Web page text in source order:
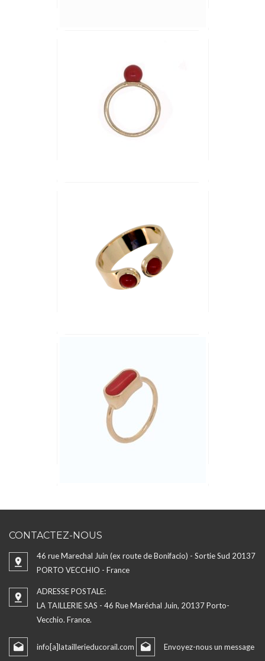
CONTACTEZ-NOUS
46 rue Marechal Juin (ex route de Bonifacio) - Sortie Sud 20137
PORTO VECCHIO - France
ADRESSE POSTALE:
LA TAILLERIE SAS - 46 Rue Maréchal Juin, 20137 Porto-
Vecchio. France.
info[a]lataillerieducorail.com Envoyez-nous un message